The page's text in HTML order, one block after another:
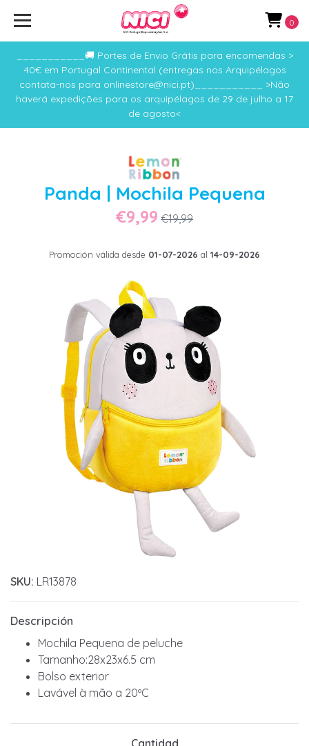
___________🚚 Portes de Envio Grátis para encomendas >
40€ em Portugal Continental (entregas nos Arquipélagos
contata-nos para onlinestore@nici.pt)___________ >Não
haverá expedições para os arquipélagos de 29 de julho a 17
de agosto<
0
Panda | Mochila Pequena
€9,99 €19,99
Promoción válida desde 01-07-2026 al 14-09-2026
SKU: LR13878
Descripción
Mochila Pequena de peluche
Tamanho:28x23x6.5 cm
Bolso exterior
Lavável à mão a 20ºC